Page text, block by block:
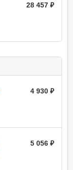
28 457
4 930
5 056